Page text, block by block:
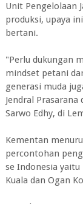
Unit Pengelolaan
produksi, upaya
bertani.
"Perlu dukungan
mindset petani
generasi muda
Jendral Prasarana
Sarwo Edhy, di
Kementan
percontohan
se Indonesia yaitu
Kuala dan Ogan